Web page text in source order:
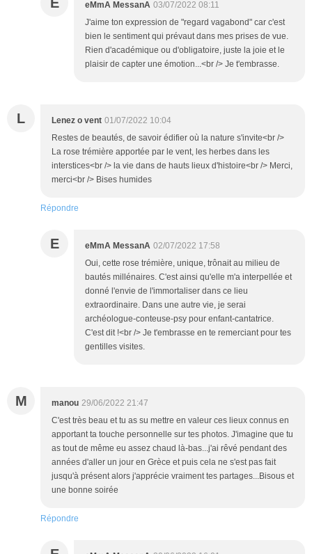
eMmA MessanA 03/07/2022 08:11
J'aime ton expression de "regard vagabond" car c'est
bien le sentiment qui prévaut dans mes prises de vue.
Rien d'académique ou d'obligatoire, juste la joie et le
plaisir de capter une émotion...<br /> Je t'embrasse.
L Lenez o vent 01/07/2022 10:04
Restes de beautés, de savoir édifier où la nature s'invite<br />
La rose trémière apportée par le vent, les herbes dans les
interstices<br /> la vie dans de hauts lieux d'histoire<br /> Merci,
merci<br /> Bises humides
Répondre
E eMmA MessanA 02/07/2022 17:58
Oui, cette rose trémière, unique, trônait au milieu de
bautés millénaires. C'est ainsi qu'elle m'a interpellée et
donné l'envie de l'immortaliser dans ce lieu
extraordinaire. Dans une autre vie, je serai
archéologue-conteuse-psy pour enfant-cantatrice.
C'est dit !<br /> Je t'embrasse en te remerciant pour tes
gentilles visites.
M manou 29/06/2022 21:47
C'est très beau et tu as su mettre en valeur ces lieux connus en
apportant ta touche personnelle sur tes photos. J'imagine que tu
as tout de même eu assez chaud là-bas...j'ai rêvé pendant des
années d'aller un jour en Grèce et puis cela ne s'est pas fait
jusqu'à présent alors j'apprécie vraiment tes partages...Bisous et
une bonne soirée
Répondre